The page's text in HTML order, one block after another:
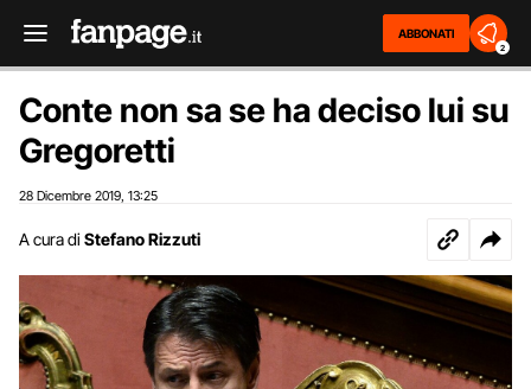
ABBONATI
2
Conte non sa se ha deciso lui su
Gregoretti
28 Dicembre 2019 13:25
A cura di Stefano Rizzuti